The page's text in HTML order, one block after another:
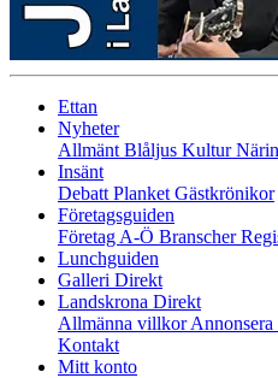
Ettan
Nyheter
Allmänt Blåljus Kultur
Insänt
Debatt Planket Gästkrönikor
Företagsguiden
Företag A-Ö Branscher
Lunchguiden
Galleri Direkt
Landskrona Direkt
Allmänna villkorAnnonsera
Kontakt
Mitt konto